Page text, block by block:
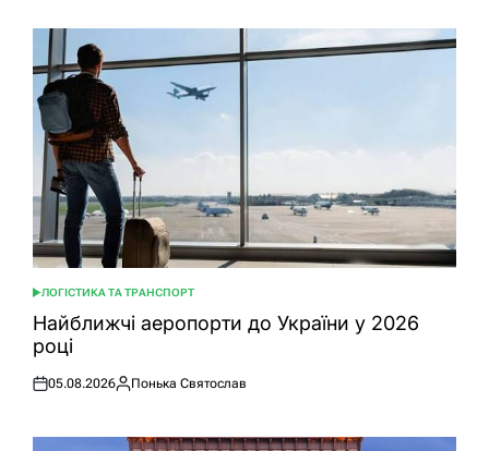
ОПУБЛІКУВАТИ
У
ЛОГІСТИКА ТА ТРАНСПОРТ
Найближчі аеропорти до України у 2026
році
Оприлюднено
05.08.2026
Опубліковано
Понька Святослав